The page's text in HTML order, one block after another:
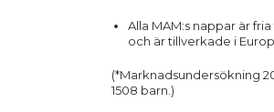
Alla MAM:s nappar är fria
och är tillverkade i
(*Marknadsundersökning
1508 barn.)